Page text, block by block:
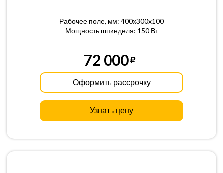
Рабочее поле, мм: 400x300x100
Мощность шпинделя: 150 Вт
72 000
Оформить рассрочку
Узнать цену